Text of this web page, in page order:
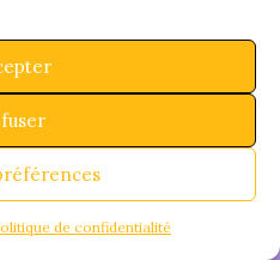
de confidentialité